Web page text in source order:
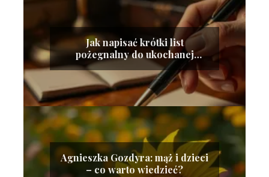
Jak napisać krótki list
pożegnalny do ukochanej
Agnieszka Gozdyra: mąż i dzieci
– co warto wiedzieć?